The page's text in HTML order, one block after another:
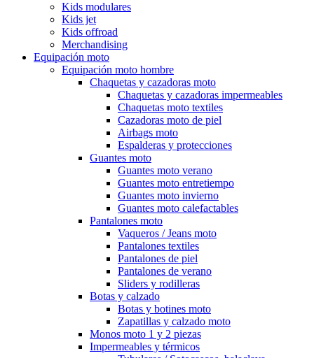
Kids modulares
Kids jet
Kids offroad
Merchandising
Equipación moto
Equipación moto hombre
Chaquetas y cazadoras moto
Chaquetas y cazadoras impermeables
Chaquetas moto textiles
Cazadoras moto de piel
Airbags moto
Espalderas y protecciones
Guantes moto
Guantes moto verano
Guantes moto entretiempo
Guantes moto invierno
Guantes moto calefactables
Pantalones moto
Vaqueros / Jeans moto
Pantalones textiles
Pantalones de piel
Pantalones de verano
Sliders y rodilleras
Botas y calzado
Botas y botines moto
Zapatillas y calzado moto
Monos moto 1 y 2 piezas
Impermeables y térmicos